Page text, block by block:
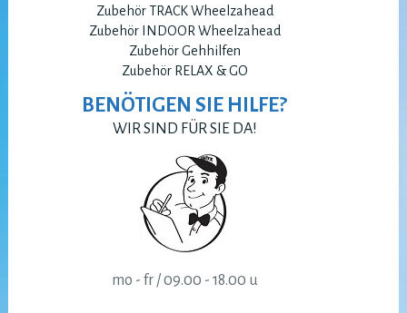
Zubehör TRACK Wheelzahead
Zubehör INDOOR Wheelzahead
Zubehör Gehhilfen
Zubehör RELAX & GO
BENÖTIGEN SIE HILFE?
WIR SIND FÜR SIE DA!
mo - fr / 09.00 - 18.00 u